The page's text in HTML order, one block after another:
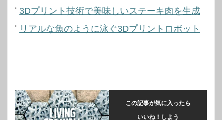
3Dプリント技術で美味しいステーキ肉を生成
リアルな魚のように泳ぐ3Dプリントロボット
この記事が気に入ったら
いいね！しよう